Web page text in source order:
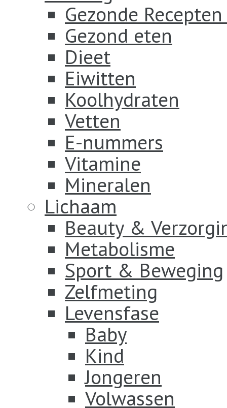
Gezonde
Gezond eten
Dieet
Eiwitten
Koolhydraten
Vetten
E-nummers
Vitamine
Mineralen
Lichaam
Beauty &
Metabolisme
Sport & Beweging
Zelfmeting
Levensfase
Baby
Kind
Jongeren
Volwassen